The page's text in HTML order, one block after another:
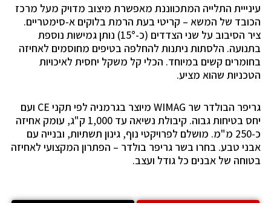
עינייית התלייה המתכווננת מאפשרת מיצוב מדויק מעל מרכז
הכובד של המשא – קריטי בעת הרמת בלוקים א-סימטריים.
ציר הסיבוב על שני הצדדים (כ-15°) נותן גמישות נוספת
בתנועה. הלסתות ניתנות להחלפה בטיפים מחוסמים לאחיזה
בחומרים קשים במיוחד. הכלי קל משקל יחסית לאיכויות
הטכניות שהוא מציע.
גריפר הבולדר שר WIMAG מיוצר בגרמניה לפי תקני CE ועם
יחס בטיחות גבוה. קיבולת נשיאה עד 1,000 ק"ג, עומק אחיזה
כ-250 מ"מ. מושלם לפרויקטי נוף, גינון תשתיות, ובנייה עם
אבני טבע. בחרו בשר גריפר בולדר – הפתרון המקצועי לאחיזה
בטוחה של אבנים כל גודל ועצב.